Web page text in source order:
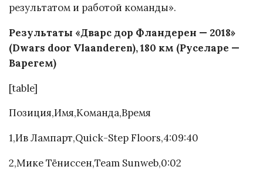
результатом и работой команды».
Результаты «Дварс дор Фландерен — 2018»
(Dwars door Vlaanderen), 180 км (Руселаре —
Варегем)
[table]
Позиция,Имя,Команда,Время
1,Ив Лампарт,Quick-Step Floors,4:09:40
2,Мике Тёниссен,Team Sunweb,0:02